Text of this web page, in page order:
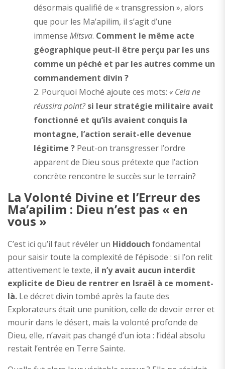
désormais qualifié de « transgression », alors
que pour les Ma’apilim, il s’agit d’une
immense Mitsva. Comment le même acte
géographique peut-il être perçu par les uns
comme un péché et par les autres comme un
commandement divin ?
Pourquoi Moché ajoute ces mots: « Cela ne
réussira point? si leur stratégie militaire avait
fonctionné et qu’ils avaient conquis la
montagne, l’action serait-elle devenue
légitime ? Peut-on transgresser l’ordre
apparent de Dieu sous prétexte que l’action
concrète rencontre le succès sur le terrain?
La Volonté Divine et l’Erreur des
Ma’apilim : Dieu n’est pas « en
vous »
C’est ici qu’il faut révéler un Hiddouch fondamental
pour saisir toute la complexité de l’épisode : si l’on relit
attentivement le texte, il n’y avait aucun interdit
explicite de Dieu de rentrer en Israël à ce moment-
là. Le décret divin tombé après la faute des
Explorateurs était une punition, celle de devoir errer et
mourir dans le désert, mais la volonté profonde de
Dieu, elle, n’avait pas changé d’un iota : l’idéal absolu
restait l’entrée en Terre Sainte.